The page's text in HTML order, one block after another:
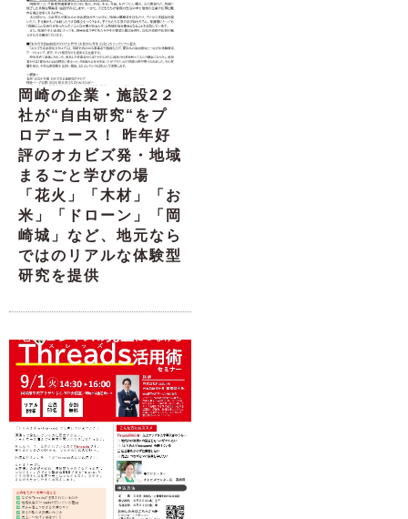
岡崎の企業・施設2２
社が“自由研究“をプ
ロデュース！ 昨年好
評のオカビズ発・地域
まるごと学びの場
「花火」「木材」「お
米」「ドローン」「岡
崎城」など、地元なら
ではのリアルな体験型
研究を提供